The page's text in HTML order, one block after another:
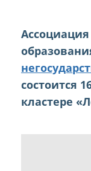
Ассоциация
состоится
кластере